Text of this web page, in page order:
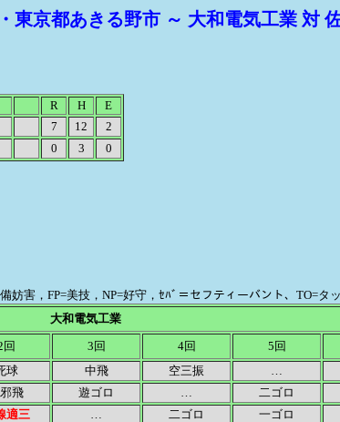
東京都あきる野市 ～ 大和電気工業 対
R H
E
7 12
2
0 3 0
妨害，FP=美技，NP=好守，ｾﾊﾞ＝セフティーバント、TO=タ
大和電気工業
回 3回 4回 5回
球 中飛 空三振 …
飛 遊ゴロ … 二ゴロ
適三 … 二ゴロ 一ゴロ